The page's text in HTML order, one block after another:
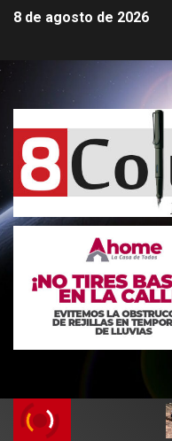
8 de agosto de 2026